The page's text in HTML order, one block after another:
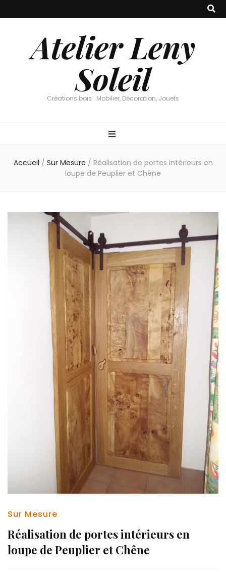
Atelier Leny
Soleil
Créations bois : Mobilier, Décoration, Jouets
Accueil / Sur Mesure / Réalisation de portes intérieurs en
loupe de Peuplier et Chêne
Sur Mesure
Réalisation de portes intérieurs en
loupe de Peuplier et Chêne